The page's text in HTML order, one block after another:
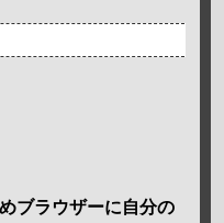
ブラウザーに自分の